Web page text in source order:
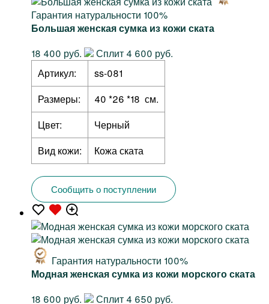
Гарантия натуральности 100%
Большая женская сумка из кожи ската
18 400 руб.
Сплит 4 600 руб.
Артикул:
ss-081
Размеры:
40 *26 *18 см.
Цвет:
Черный
Вид кожи:
Кожа ската
Сообщить о поступлении
Гарантия натуральности 100%
Модная женская сумка из кожи морского ската
18 600 руб.
Сплит 4 650 руб.